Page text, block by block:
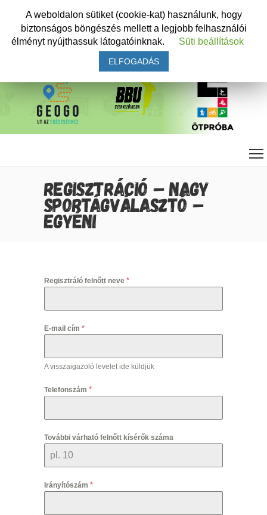
REGISZTRÁCIÓ – NAGY
SPORTÁGVÁLASZTÓ –
EGYÉNI
Regisztráló felnőtt neve *
E-mail cím *
A visszaigazoló levelet ide küldjük
Telefonszám *
További várható felnőtt kísérők száma
Irányítószám *
A weboldalon sütiket (cookie-kat) használunk, hogy
biztonságos böngészés mellett a legjobb felhasználói
élményt nyújthassuk látogatóinknak.
Süti beállítások
ELFOGADÁS